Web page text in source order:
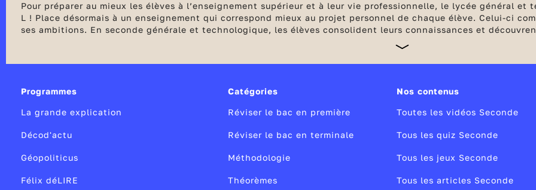
Pour préparer au mieux les élèves à l’enseignement supérieur et à leur vie professionnelle, le lycée général et
L ! Place désormais à un enseignement qui correspond mieux au projet personnel de chaque élève. Celui-ci
ses ambitions. En seconde générale et technologique, les élèves consolident leurs connaissances et
Programmes
La grande explication
Décod'actu
Géopoliticus
Félix déLIRE
Catégories
Réviser le bac en première
Réviser le bac en terminale
Méthodologie
Théorèmes
Nos contenus
Toutes les vidéos Seconde
Tous les quiz Seconde
Tous les jeux Seconde
Tous les articles Seconde